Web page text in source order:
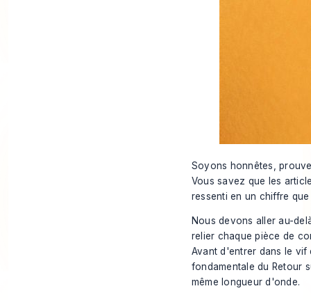
Soyons honnêtes,
Voussavez que les
ressenti en un chiffre
Nous devons aller au-
relier chaque pièce de
Avant d'entrer dans le
fondamentale du Retour
même longueur d'onde.